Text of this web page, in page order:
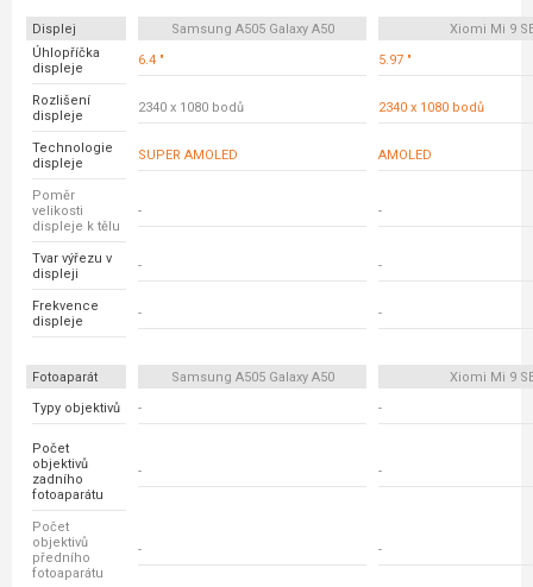
Displej Samsung A505 Galaxy A50
Xiomi Mi 9
Úhlopříčka
displeje
6.4 " 5.97 "
Rozlišení
displeje
2340 x 1080 bodů 2340 x 1080 bodů
Technologie
displeje
SUPER AMOLED AMOLED
Poměr
velikosti
displeje k tělu
- -
Tvar výřezu v
displeji
- -
Frekvence
displeje
- -
Fotoaparát Samsung A505 Galaxy A50
Xiomi Mi 9
Typy objektivů
- -
Počet
objektivů
zadního
fotoaparátu
- -
Počet
objektivů
předního
fotoaparátu
- -